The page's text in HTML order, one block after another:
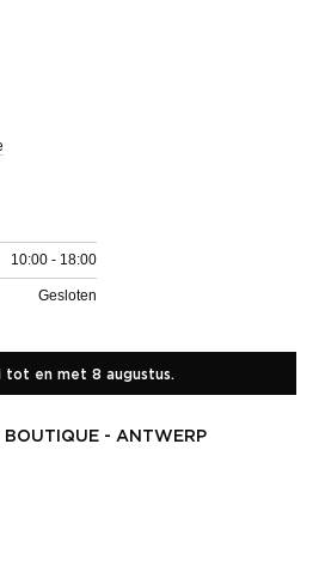
10:00 - 18:00
Gesloten
tot en met 8 augustus.
BOUTIQUE - ANTWERP